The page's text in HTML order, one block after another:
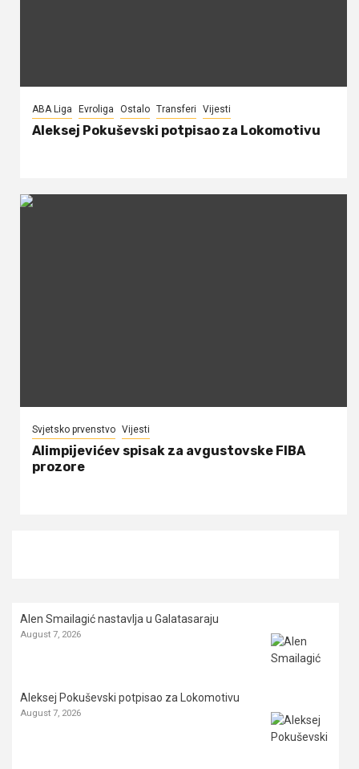
ABA Liga Evroliga Ostalo Transferi Vijesti
Aleksej Pokuševski potpisao za Lokomotivu
Svjetsko prvenstvo Vijesti
Alimpijevićev spisak za avgustovske FIBA
prozore
Alen Smailagić nastavlja u Galatasaraju
August 7, 2026
Aleksej Pokuševski potpisao za Lokomotivu
August 7, 2026